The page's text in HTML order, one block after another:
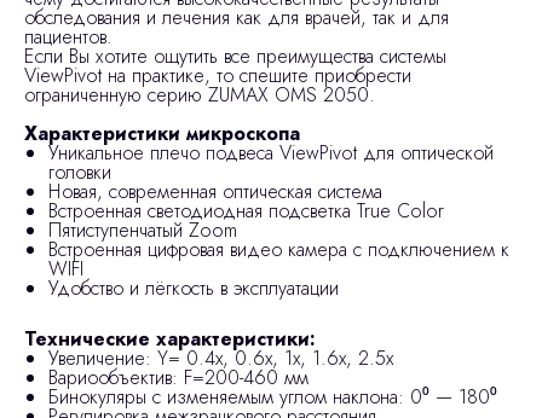
обследования и лечения как для врачей, так и для
пациентов.
Если Вы хотите ощутить все преимущества системы
ViewPivot на практике, то спешите приобрести
ограниченную серию ZUMAX OMS 2050.
Характеристики микроскопа
Уникальное плечо подвеса ViewPivot для оптической
головки
Новая, современная оптическая система
Встроенная светодиодная подсветка True Color
Пятиступенчатый Zoom
Встроенная цифровая видео камера с подключением к
WIFI
Удобство и лёгкость в эксплуатации
Технические характеристики:
Увеличение: Y= 0.4x, 0.6x, 1x, 1.6x, 2.5x
Вариообъектив: F=200-460 мм
Бинокуляры с изменяемым углом наклона: 0⁰ — 180⁰